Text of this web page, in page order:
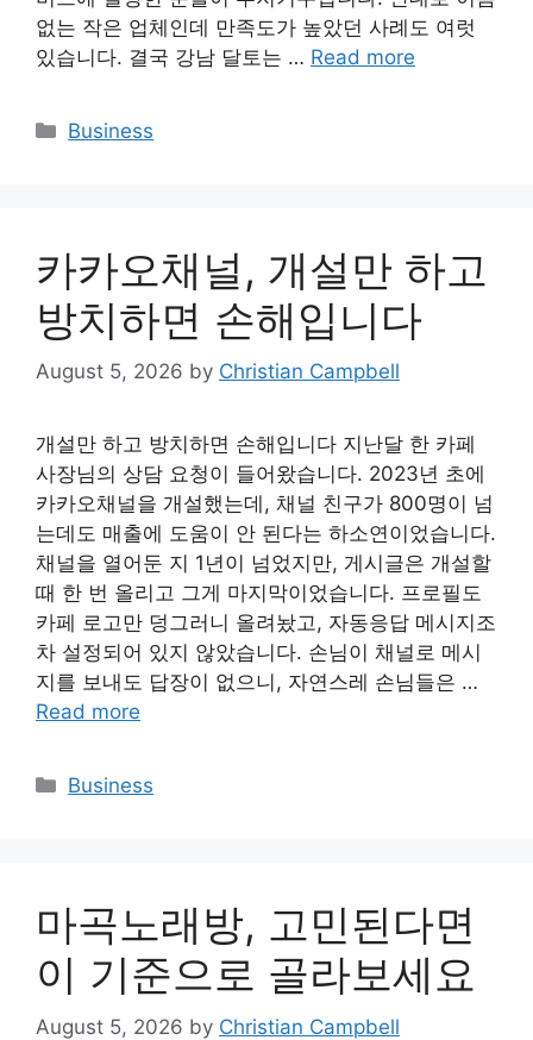
없는 작은 업체인데 만족도가 높았던 사례도 여럿
있습니다. 결국 강남 달토는 … Read more
Categories
Business
카카오채널, 개설만 하고
방치하면 손해입니다
August 5, 2026 by Christian Campbell
개설만 하고 방치하면 손해입니다 지난달 한 카페
사장님의 상담 요청이 들어왔습니다. 2023년 초에
카카오채널을 개설했는데, 채널 친구가 800명이 넘
는데도 매출에 도움이 안 된다는 하소연이었습니다.
채널을 열어둔 지 1년이 넘었지만, 게시글은 개설할
때 한 번 올리고 그게 마지막이었습니다. 프로필도
카페 로고만 덩그러니 올려놨고, 자동응답 메시지조
차 설정되어 있지 않았습니다. 손님이 채널로 메시
지를 보내도 답장이 없으니, 자연스레 손님들은 …
Read more
Categories
Business
마곡노래방, 고민된다면
이 기준으로 골라보세요
August 5, 2026 by Christian Campbell